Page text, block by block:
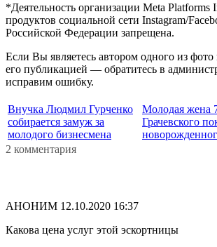
*Деятельность организации Meta Platforms
продуктов социальной сети Instagram/
Российской Федерации запрещена.
Если Вы являетесь автором одного из фото
его публикацией — обратитесь в
исправим ошибку.
Внучка Людмил Гурченко
собирается замуж за
молодого бизнесмена
Молодая жена
Грачевского
2 комментария
АНОНИМ 12.10.2020 16:37
Какова цена услуг этой эскортницы